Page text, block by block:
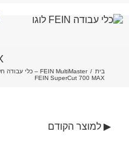
בית / FEIN MultiMaster – כלי עבודה חשמלי רב תכליתי
FEIN SuperCut 700 MAX
▶ למוצר הקודם